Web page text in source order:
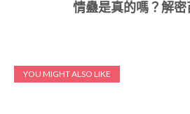
情蠱是真的嗎？解
YOU MIGHT ALSO LIKE